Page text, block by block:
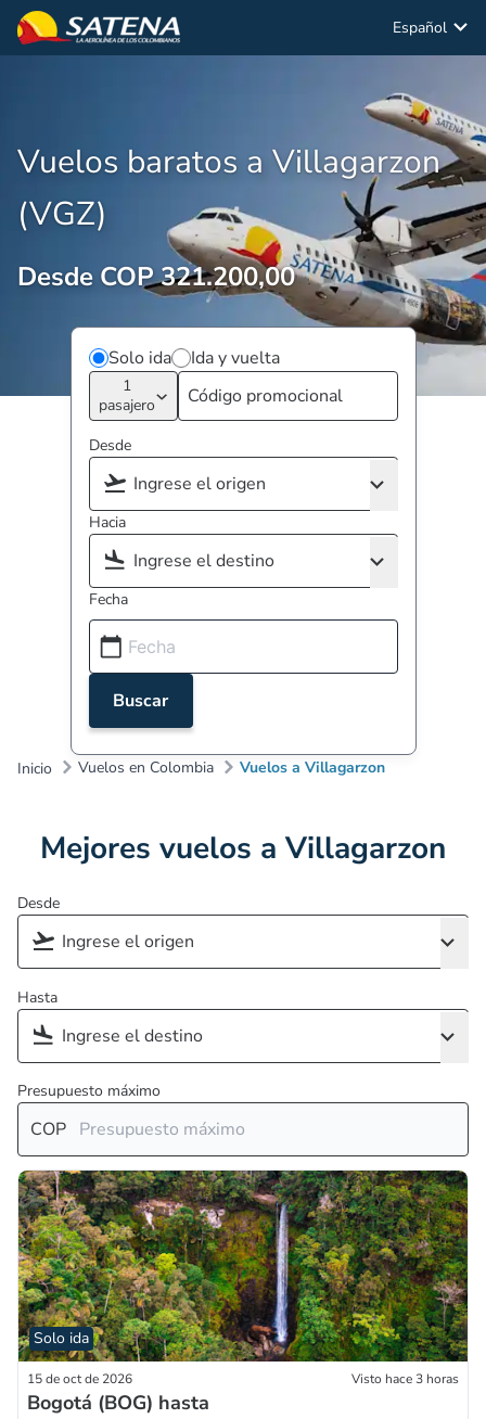
Español
Vuelos baratos a Villagarzon
(VGZ)
Desde COP 321.200,00
Solo ida Ida y vuelta
1
pasajero
Desde
Hacia
Fecha
Buscar
Inicio Vuelos en Colombia Vuelos a Villagarzon
Mejores vuelos a Villagarzon
Desde
Hasta
Presupuesto máximo
COP
Solo ida
15 de oct de 2026 Visto hace 3 horas
Bogotá (BOG) hasta